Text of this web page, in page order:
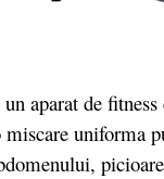
aparat de fitness
uniforma